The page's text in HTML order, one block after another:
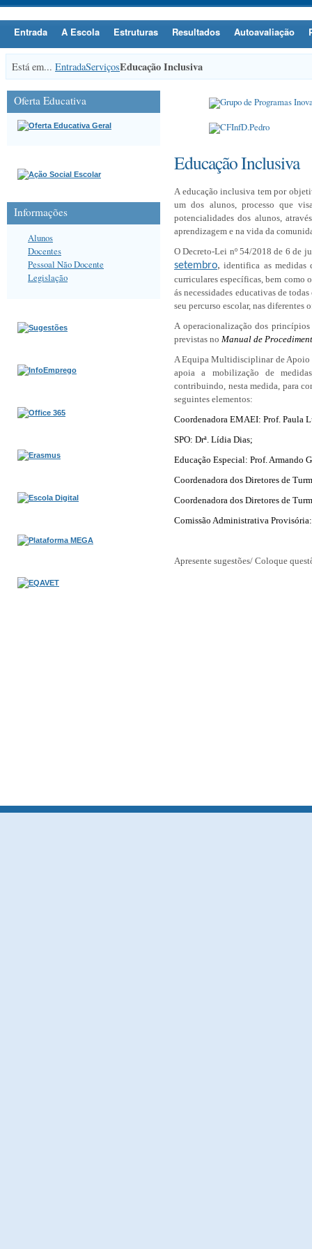
Entrada A Escola Estruturas Resultados Autoavaliação
Está em... EntradaServiçosEducação Inclusiva
Educação Inclusiva
A educação inclusiva tem por
um dos alunos, processo que
potencialidades dos alunos,
aprendizagem e na vida da
O Decreto-Lei nº 54/2018 de 6 de
setembro, identifica as medidas
curriculares específicas, bem como
ás necessidades educativas de
seu percurso escolar, nas diferentes
A operacionalização dos
previstas no Manual de
A Equipa Multidisciplinar de Apoio
apoia a mobilização de medidas
contribuindo, nesta medida, para
seguintes elementos:
Coordenadora EMAEI: Prof. Paula
SPO: Drª. Lídia Dias;
Educação Especial: Prof. Armando
Coordenadora dos Diretores de
Coordenadora dos Diretores de
Comissão Administrativa
Apresente sugestões/ Coloque
Oferta Educativa
Informações
Alunos
Docentes
Pessoal Não Docente
Legislação